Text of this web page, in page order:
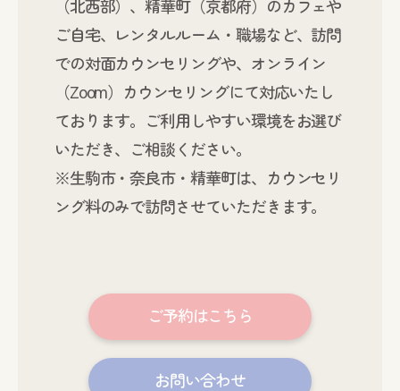
（北西部）、精華町（京都府）のカフェや
ご自宅、レンタルルーム・職場など、訪問
での対面カウンセリングや、オンライン
（Zoom）カウンセリングにて対応いたし
ております。ご利用しやすい環境をお選び
いただき、ご相談ください。
※生駒市・奈良市・精華町は、カウンセリ
ング料のみで訪問させていただきます。
ご予約はこちら
お問い合わせ